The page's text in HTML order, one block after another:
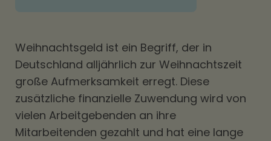
Weihnachtsgeld ist ein Begriff, der in
Deutschland alljährlich zur Weihnachtszeit
große Aufmerksamkeit erregt. Diese
zusätzliche finanzielle Zuwendung wird von
vielen Arbeitgebenden an ihre
Mitarbeitenden gezahlt und hat eine lange